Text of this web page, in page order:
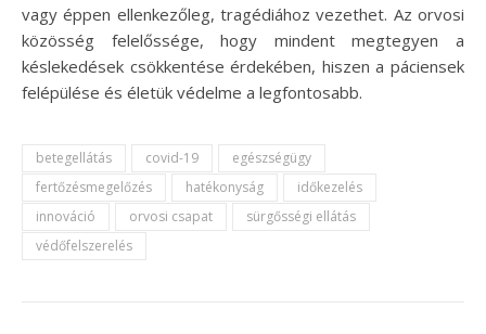
vagy éppen ellenkezőleg, tragédiához vezethet. Az orvosi
közösség felelőssége, hogy mindent megtegyen a
késlekedések csökkentése érdekében, hiszen a páciensek
felépülése és életük védelme a legfontosabb.
betegellátás covid-19
egészségügy
fertőzésmegelőzés
hatékonyság
időkezelés
innováció
orvosi csapat
sürgősségi ellátás
védőfelszerelés